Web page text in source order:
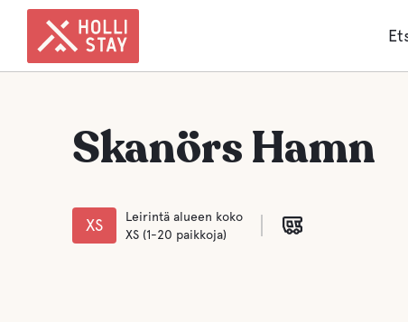
Skanörs Hamn
XS
Leirintä alueen koko
XS (1-20 paikkoja)